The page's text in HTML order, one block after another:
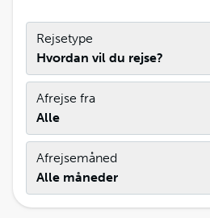
Rejsetype
Hvordan vil du rejse?
Afrejse fra
Alle
Afrejsemåned
Alle måneder